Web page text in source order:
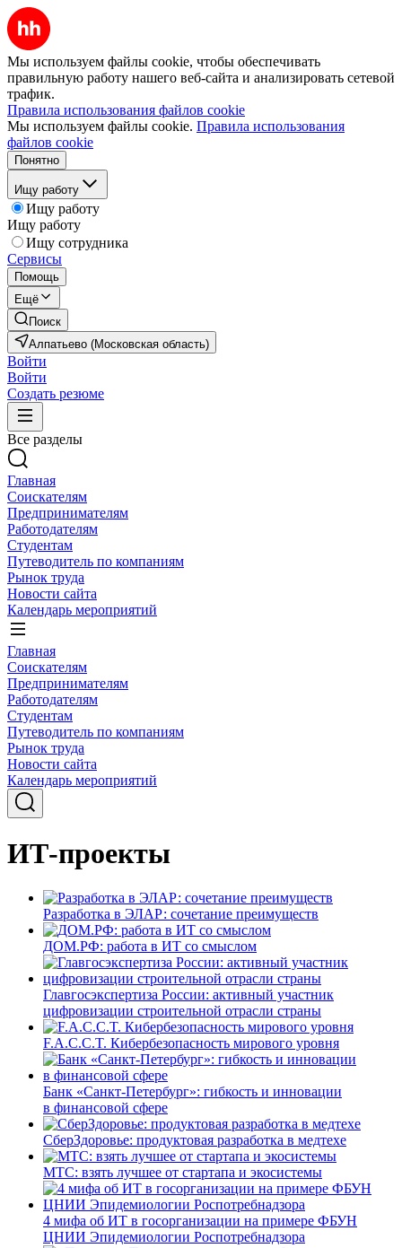
Мы используем файлы cookie, чтобы обеспечивать
правильную работу нашего веб-сайта и анализировать сетевой
трафик.
Правила использования файлов cookie
Мы используем файлы cookie. Правила использования
файлов cookie
Понятно
Ищу работу
Ищу работу
Ищу работу
Ищу сотрудника
Сервисы
Помощь
Ещё
Поиск
Алпатьево (Московская область)
Войти
Войти
Создать резюме
Все разделы
Главная
Соискателям
Предпринимателям
Работодателям
Студентам
Путеводитель по компаниям
Рынок труда
Новости сайта
Календарь мероприятий
Главная
Соискателям
Предпринимателям
Работодателям
Студентам
Путеводитель по компаниям
Рынок труда
Новости сайта
Календарь мероприятий
ИТ-проекты
Разработка в ЭЛАР: сочетание преимуществ
ДОМ.РФ: работа в ИТ со смыслом
Главгосэкспертиза России: активный участник
цифровизации строительной отрасли страны
F.A.C.C.T. Кибербезопасность мирового уровня
Банк «Санкт-Петербург»: гибкость и инновации
в финансовой сфере
СберЗдоровье: продуктовая разработка в медтехе
МТС: взять лучшее от стартапа и экосистемы
4 мифа об ИТ в госорганизации на примере ФБУН
ЦНИИ Эпидемиологии Роспотребнадзора